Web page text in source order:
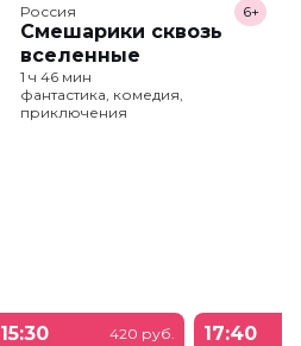
Россия
Смешарики сквозь
вселенные
6+
1 ч 46 мин
фантастика, комедия,
приключения
15:30
420 руб.
17:40